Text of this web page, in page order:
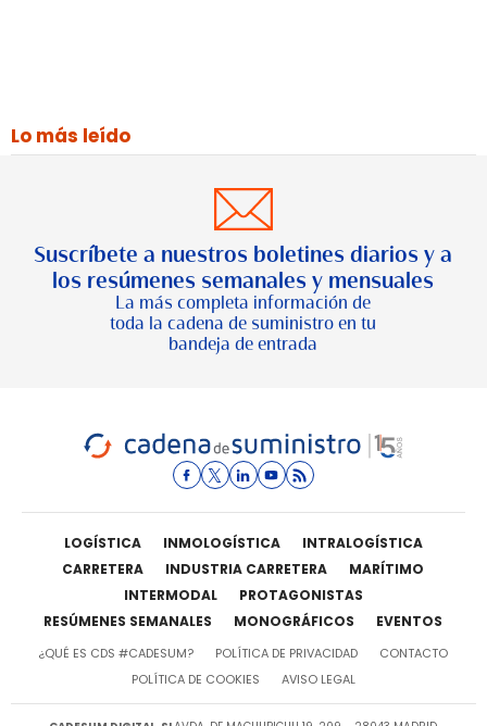
Lo más leído
Suscríbete a nuestros boletines diarios y a
los resúmenes semanales y mensuales
La más completa información de
toda la cadena de suministro en tu
bandeja de entrada
LOGÍSTICA INMOLOGÍSTICA
INTRALOGÍSTICA
CARRETERA
INDUSTRIA CARRETERA
MARÍTIMO
INTERMODAL
PROTAGONISTAS
RESÚMENES SEMANALES
MONOGRÁFICOS EVENTOS
¿QUÉ ES CDS #CADESUM? POLÍTICA DE PRIVACIDAD
CONTACTO
POLÍTICA DE COOKIES
AVISO LEGAL